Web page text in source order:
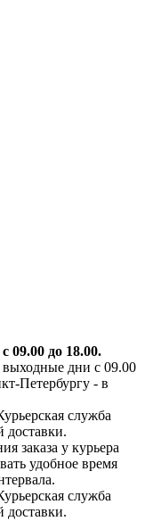
с 09.00 до 18.00.
дни с 09.00
Петербургу - в
служба
доставки.
заказа у курьера
удобное время
служба
доставки.